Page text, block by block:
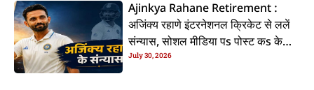
Ajinkya Rahane Retirement :
अजिंक्य रहाणे इंटरनेशनल क्रिकेट से ललें
संन्यास, सोशल मीडिया पs पोस्ट कs के
कइलें एलान
July 30, 2026